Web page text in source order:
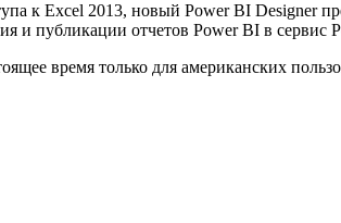
к Excel 2013, новый Power BI Designer
и публикации отчетов Power BI в сервис
время только для американских